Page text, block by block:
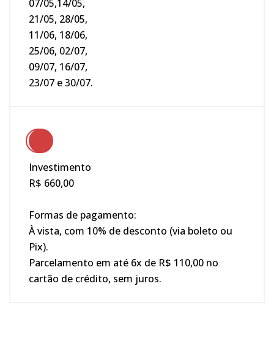
07/05,14/05,
21/05, 28/05,
11/06, 18/06,
25/06, 02/07,
09/07, 16/07,
23/07 e 30/07.
Investimento
R$ 660,00
Formas de pagamento:
À vista, com 10% de desconto (via boleto ou
Pix).
Parcelamento em até 6x de R$ 110,00 no
cartão de crédito, sem juros.